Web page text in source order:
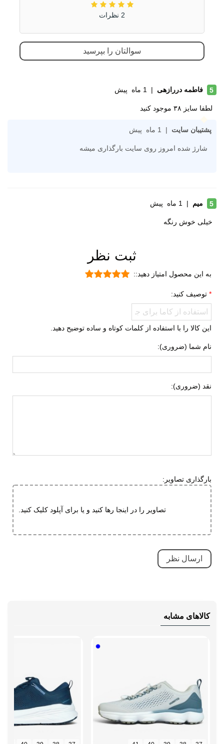
شارژ مجدد این مدل را ببینید!تمرین
پارچه مش
ویژگی کفی داخلی
قابل تعویض
طبی
جنس زیره
لاستیک هامتو
ویژگی های زیره
انعطاف پذیر
تخصصی
بسیار بادوام و محکم
نوع ساق
وزن (یک لنگه) سایز 38: 224 گرم، سایز 40: 253 گرم
راهنمای قالب
محصول
قالب این مدل نیم سایز کوچیک‌ می
می‌پوشید، همان را سفارش بدهید ولی
2 نظرات
سوالتان را بپرسید
5 فاطمه دررازهی | 1 ماه پیش
لطفا سایز ۳۸ موجود کنید
پشتیبان سایت | 1 ماه پیش
شارژ شده امروز روی سایت بارگذاری میشه
5 میم | 1 ماه پیش
خیلی خوش رنگه
ثبت نظر
به این محصول امتیاز دهید::
توصیف کنید:
این کالا را با استفاده از کلمات کوتاه و ساده توضیح دهید.
نام شما (ضروری):
نقد (ضروری):
بارگذاری تصاویر:
تصاویر را در اینجا رها کنید و یا برای آپلود کلیک کنید.
کالاهای مشابه